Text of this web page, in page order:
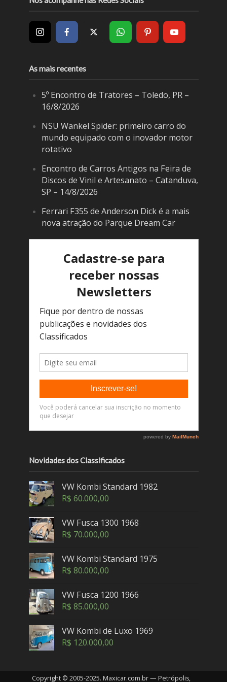
As mais recentes
5º Encontro de Tratores – Toledo, PR –
16/8/2026
NSU Wankel Spider: primeiro carro do
mundo equipado com o inovador motor
rotativo
Encontro de Carros Antigos na Feira de
Discos de Vinil e Artesanato – Catanduva,
SP – 14/8/2026
Ferrari F355 de Anderson Dick é a mais
nova atração do Parque Dream Car
Novidades dos Classificados
VW Kombi Standard 1982
R$ 60.000,00
VW Fusca 1300 1968
R$ 70.000,00
VW Kombi Standard 1975
R$ 80.000,00
VW Fusca 1200 1966
R$ 85.000,00
VW Kombi de Luxo 1969
R$ 120.000,00
Copyright © 2005-2025. Maxicar.com.br — Petrópolis,